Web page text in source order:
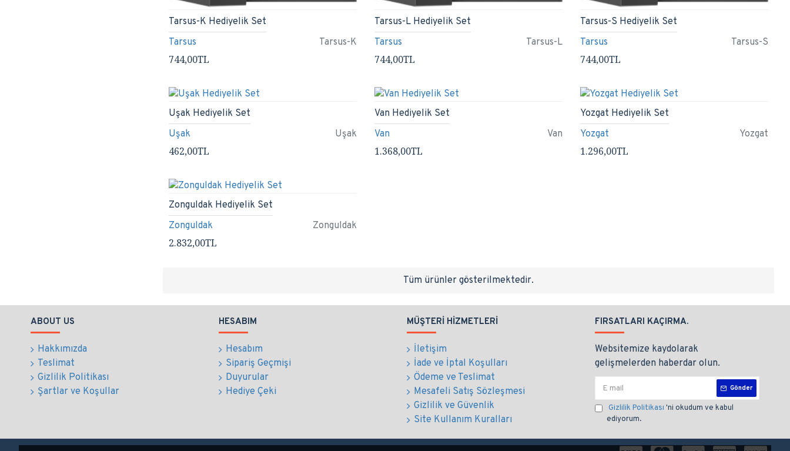
Tarsus Tarsus-K
Tarsus-K Hediyelik Set
744,00TL
Tarsus Tarsus-L
Tarsus-L Hediyelik Set
744,00TL
Tarsus Tarsus-S
Tarsus-S Hediyelik Set
744,00TL
Uşak Uşak
Uşak Hediyelik Set
462,00TL
Van Van
Van Hediyelik Set
1.368,00TL
Yozgat Yozgat
Yozgat Hediyelik Set
1.296,00TL
Zonguldak Zonguldak
Zonguldak Hediyelik Set
2.832,00TL
Tüm ürünler gösterilmektedir.
ABOUT US
Hakkımızda
Teslimat
Gizlilik Politikası
Şartlar ve Koşullar
HESABIM
Hesabım
Sipariş Geçmişi
Duyurular
Hediye Çeki
MÜŞTERI HIZMETLERI
İletişim
İade ve İptal Koşulları
Ödeme ve Teslimat
Mesafeli Satış Sözleşmesi
Gizlilik ve Güvenlik
Site Kullanım Kuralları
FIRSATLARI KAÇIRMA.
Websitemize kaydolarak
gelişmelerden haberdar olun.
Gönder
Gizlilik Politikası 'ni okudum ve kabul
ediyorum.